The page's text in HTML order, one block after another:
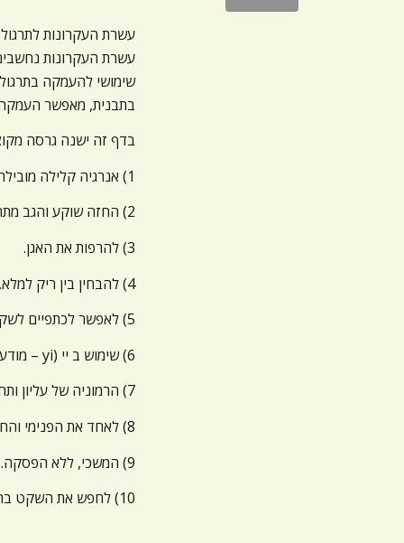
עשרת העקרונות
שימושי להעמקה
בתבנית, מאפשר
בדף זה ישנה גרסה
1) אנרגיה קלילה מובילה את הקדקוד למעלה.
2) החזה שוקע והגב מתרומם.
3) להרפות את האגן.
4) להבחין בין ריק למלא.
5) לאפשר לכתפיים לשקוע, לשחרר את המרפקים.
6) שימוש ב יי (yi – מודעות) ולא ב לי (li – כוח השרירים).
7) הרמוניה של עליון ותחתון.
8) לאחד את הפנימי והחיצוני.
9) המשכי, ללא הפסקה.
10) לחפש את השקט בתוך התנועה